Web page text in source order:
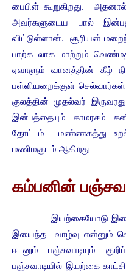
பைபிள் கூறுகிறது.
அவர்களுடைய பால்
விட்டுள்ளான். சூரியன்
பாற்கடலாக மாற்றும்
ஏவாளும் வானத்தின் கீழ்
பள்ளியறைக்குள்
குலத்தின் முதல்வர்
இன்பத்தையும் காமரசம்
தோட்டம் மண்ணகத்து
மணிமகுடம் ஆகிறது
கம்பனின்
இயற்கையோடு
இயைந்த வாழ்வு என்னும்
ஈடனும் பஞ்சவாடியும்
பஞ்சவாடியில் இயற்கை